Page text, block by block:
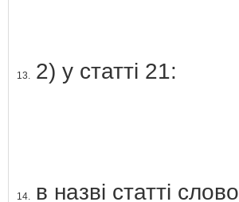
13. 2) у статті 21:
14.
в назві статті слово